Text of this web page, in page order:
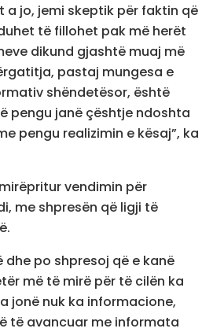
a jo, jemi skeptik për faktin që
të fillohet pak më herët
dikund gjashtë muaj më
pastaj mungesa e
shëndetësor, është
pengu janë çështje ndoshta
pengu realizimin e kësaj”, ka
vendimin për
me shpresën që ligji të
po shpresoj që e kanë
më të mirë për të cilën ka
jonë nuk ka informacione,
të avancuar me informata